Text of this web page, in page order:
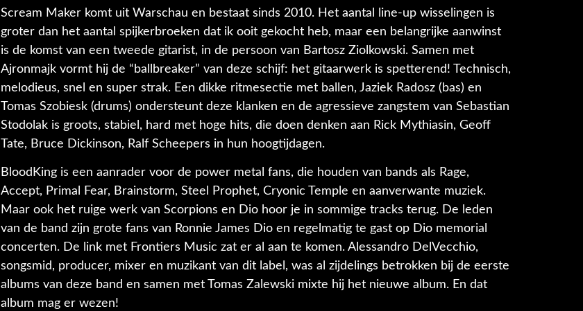
Scream Maker komt uit Warschau en bestaat sinds 2010. Het aantal line-up wisselingen is
groter dan het aantal spijkerbroeken dat ik ooit gekocht heb, maar een belangrijke aanwinst
is de komst van een tweede gitarist, in de persoon van Bartosz Ziolkowski. Samen met
Ajronmajk vormt hij de “ballbreaker” van deze schijf: het gitaarwerk is spetterend! Technisch,
melodieus, snel en super strak. Een dikke ritmesectie met ballen, Jaziek Radosz (bas) en
Tomas Szobiesk (drums) ondersteunt deze klanken en de agressieve zangstem van Sebastian
Stodolak is groots, stabiel, hard met hoge hits, die doen denken aan Rick Mythiasin, Geoff
Tate, Bruce Dickinson, Ralf Scheepers in hun hoogtijdagen.
BloodKing is een aanrader voor de power metal fans, die houden van bands als Rage,
Accept, Primal Fear, Brainstorm, Steel Prophet, Cryonic Temple en aanverwante muziek.
Maar ook het ruige werk van Scorpions en Dio hoor je in sommige tracks terug. De leden
van de band zijn grote fans van Ronnie James Dio en regelmatig te gast op Dio memorial
concerten. De link met Frontiers Music zat er al aan te komen. Alessandro DelVecchio,
songsmid, producer, mixer en muzikant van dit label, was al zijdelings betrokken bij de eerste
albums van deze band en samen met Tomas Zalewski mixte hij het nieuwe album. En dat
album mag er wezen!